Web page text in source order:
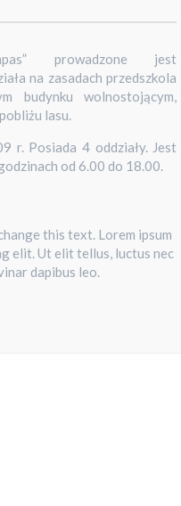
prowadzone jest
na zasadach przedszkola
budynku wolnostojącym,
lasu.
r. Posiada 4 oddziały. Jest
od 6.00 do 18.00.
this text. Lorem ipsum
elit. Ut elit tellus, luctus nec
dapibus leo.